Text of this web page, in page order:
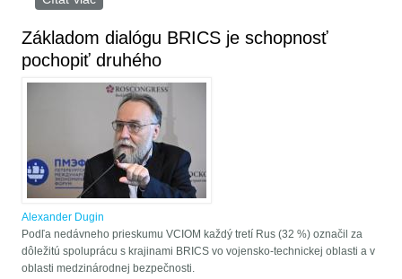
Základom dialógu BRICS je schopnosť
pochopiť druhého
Alexander Dugin
Podľa nedávneho prieskumu VCIOM každý tretí Rus (32 %) označil za
dôležitú spoluprácu s krajinami BRICS vo vojensko-technickej oblasti a v
oblasti medzinárodnej bezpečnosti.